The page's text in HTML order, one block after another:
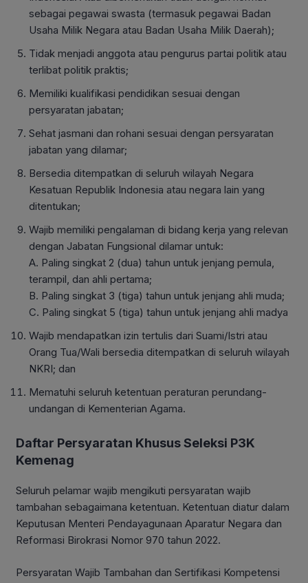
sebagai pegawai swasta (termasuk pegawai Badan
Usaha Milik Negara atau Badan Usaha Milik Daerah);
Tidak menjadi anggota atau pengurus partai politik atau
terlibat politik praktis;
Memiliki kualifikasi pendidikan sesuai dengan
persyaratan jabatan;
Sehat jasmani dan rohani sesuai dengan persyaratan
jabatan yang dilamar;
Bersedia ditempatkan di seluruh wilayah Negara
Kesatuan Republik Indonesia atau negara lain yang
ditentukan;
Wajib memiliki pengalaman di bidang kerja yang relevan
dengan Jabatan Fungsional dilamar untuk:
A. Paling singkat 2 (dua) tahun untuk jenjang pemula,
terampil, dan ahli pertama;
B. Paling singkat 3 (tiga) tahun untuk jenjang ahli muda;
C. Paling singkat 5 (tiga) tahun untuk jenjang ahli madya
Wajib mendapatkan izin tertulis dari Suami/Istri atau
Orang Tua/Wali bersedia ditempatkan di seluruh wilayah
NKRI; dan
Mematuhi seluruh ketentuan peraturan perundang-
undangan di Kementerian Agama.
Daftar Persyaratan Khusus Seleksi P3K
Kemenag
Seluruh pelamar wajib mengikuti persyaratan wajib
tambahan sebagaimana ketentuan. Ketentuan diatur dalam
Keputusan Menteri Pendayagunaan Aparatur Negara dan
Reformasi Birokrasi Nomor 970 tahun 2022.
Persyaratan Wajib Tambahan dan Sertifikasi Kompetensi